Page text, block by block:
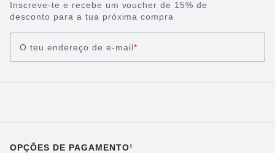
Inscreve-te e recebe um voucher de 15% de
desconto para a tua próxima compra
O teu endereço de e-mail*
OPÇÕES DE PAGAMENTO¹